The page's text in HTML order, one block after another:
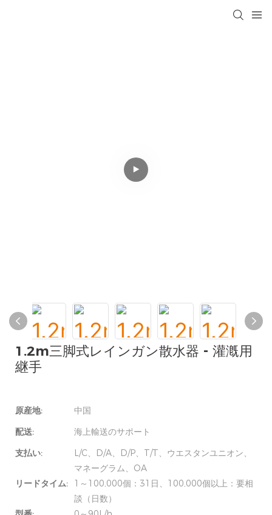
1.2m三脚式レインガン散水器 - 灌漑用
継手
原産地:
中国
配送:
海上輸送のサポート
支払い:
L/C、D/A、D/P、T/T、ウエスタンユニオン、
マネーグラム、OA
リードタイム:
1～100,000個：31日、100,000個以上：要相
談（日数）